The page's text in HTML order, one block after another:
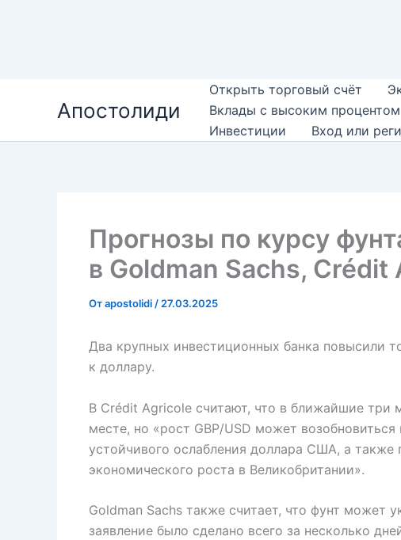
Апостолиди
Открыть торговый счёт
Вклады с высоким процентом
Инвестиции
Вход или
Прогнозы по курсу
в Goldman Sachs, Crédit
Отapostolidi / 27.03.2025
Два крупных инвестиционных банка повысили
к доллару.
В Crédit Agricole считают, что в ближайшие три
месте, но «рост GBP/USD может
устойчивого ослабления доллара США, а также
экономического роста в Великобритании».
Goldman Sachs также считает, что фунт может
заявление было сделано всего за несколько